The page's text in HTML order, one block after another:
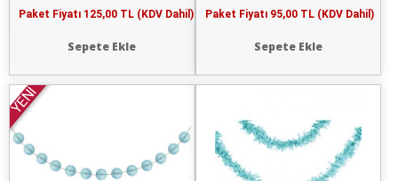
Paket Fiyatı 125,00 TL (KDV Dahil)
Sepete Ekle
Paket Fiyatı 95,00 TL (KDV Dahil)
Sepete Ekle
YENİ